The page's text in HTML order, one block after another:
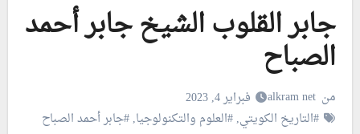
جابر القلوب الشيخ جابر أحمد
الصباح
من alkram net
فبراير 4, 2023
#التاريخ الكويتي,#العلوم والتكنولوجيا,#جابر أحمد الصباح